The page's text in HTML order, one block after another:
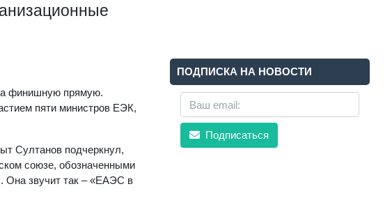
финишную прямую.
пяти министров ЕЭК,
Султанов подчеркнул,
союзе, обозначенными
Она звучит так – «ЕАЭС в
ПОДПИСКА НА НОВОСТИ
Подписаться